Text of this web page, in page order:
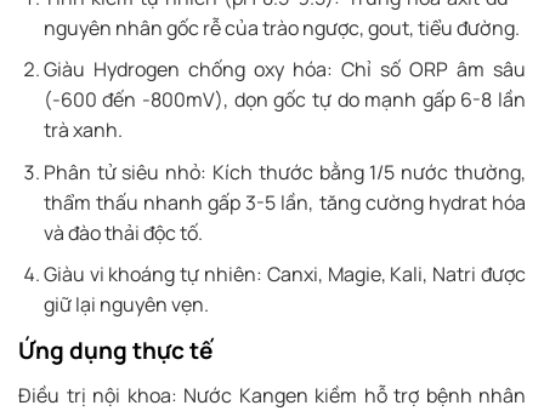
nguyên nhân gốc rễ của trào ngược, gout, tiểu đường.
Giàu Hydrogen chống oxy hóa: Chỉ số ORP âm sâu
(-600 đến -800mV), dọn gốc tự do mạnh gấp 6-8 lần
trà xanh.
Phân tử siêu nhỏ: Kích thước bằng 1/5 nước thường,
thẩm thấu nhanh gấp 3-5 lần, tăng cường hydrat hóa
và đào thải độc tố.
Giàu vi khoáng tự nhiên: Canxi, Magie, Kali, Natri được
giữ lại nguyên vẹn.
Ứng dụng thực tế
Điều trị nội khoa: Nước Kangen kiềm hỗ trợ bệnh nhân